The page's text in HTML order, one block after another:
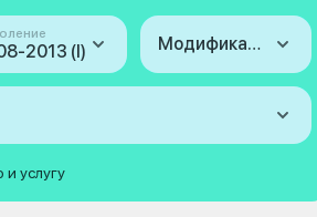
2013 (I) Модификация
услугу